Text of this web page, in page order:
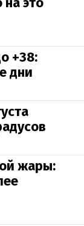
+38:
дни
жары: